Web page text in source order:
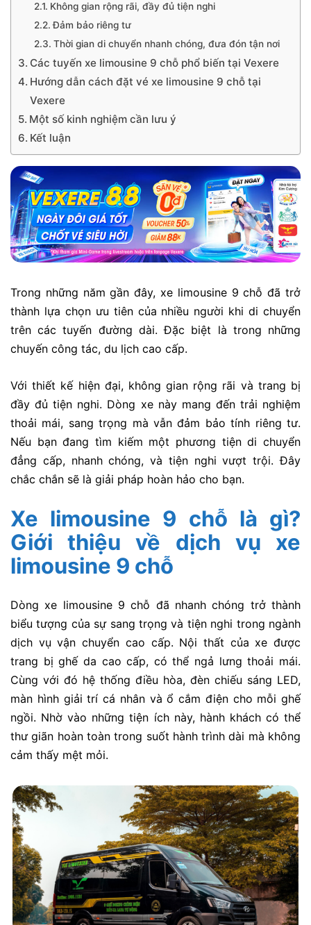
Không gian rộng rãi, đầy đủ tiện nghi
Đảm bảo riêng tư
Thời gian di chuyển nhanh chóng, đưa đón tận nơi
Các tuyến xe limousine 9 chỗ phổ biến tại Vexere
Hướng dẫn cách đặt vé xe limousine 9 chỗ tại
Vexere
Một số kinh nghiệm cần lưu ý
Kết luận
Trong những năm gần đây, xe limousine 9 chỗ đã trở
thành lựa chọn ưu tiên của nhiều người khi di chuyển
trên các tuyến đường dài. Đặc biệt là trong những
chuyến công tác, du lịch cao cấp.
Với thiết kế hiện đại, không gian rộng rãi và trang bị
đầy đủ tiện nghi. Dòng xe này mang đến trải nghiệm
thoải mái, sang trọng mà vẫn đảm bảo tính riêng tư.
Nếu bạn đang tìm kiếm một phương tiện di chuyển
đẳng cấp, nhanh chóng, và tiện nghi vượt trội. Đây
chắc chắn sẽ là giải pháp hoàn hảo cho bạn.
Xe limousine 9 chỗ là gì?
Giới thiệu về dịch vụ xe
limousine 9 chỗ
Dòng xe limousine 9 chỗ đã nhanh chóng trở thành
biểu tượng của sự sang trọng và tiện nghi trong ngành
dịch vụ vận chuyển cao cấp. Nội thất của xe được
trang bị ghế da cao cấp, có thể ngả lưng thoải mái.
Cùng với đó hệ thống điều hòa, đèn chiếu sáng LED,
màn hình giải trí cá nhân và ổ cắm điện cho mỗi ghế
ngồi. Nhờ vào những tiện ích này, hành khách có thể
thư giãn hoàn toàn trong suốt hành trình dài mà không
cảm thấy mệt mỏi.